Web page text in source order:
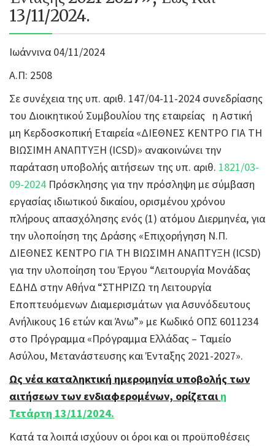
13/11/2024.
Ιωάννινα 04/11/2024
Α.Π: 2508
Σε συνέχεια της υπ. αριθ. 147/04-11-2024 συνεδρίασης
του Διοικητικού Συμβουλίου της εταιρείας η Αστική
μη Κερδοσκοπική Εταιρεία «ΔΙΕΘΝΕΣ ΚΕΝΤΡΟ ΓΙΑ ΤΗ
ΒΙΩΣΙΜΗ ΑΝΑΠΤΥΞΗ (ICSD)» ανακοινώνει την
παράταση υποβολής αιτήσεων της υπ. αριθ. 1821/03-
09-2024 Πρόσκλησης για την πρόσληψη με σύμβαση
εργασίας ιδιωτικού δικαίου, ορισμένου χρόνου
πλήρους απασχόλησης ενός (1) ατόμου Διερμηνέα, για
την υλοποίηση της Δράσης «Επιχορήγηση Ν.Π.
ΔΙΕΘΝΕΣ ΚΕΝΤΡΟ ΓΙΑ ΤΗ ΒΙΩΣΙΜΗ ΑΝΑΠΤΥΞΗ (ICSD)
για την υλοποίηση του Έργου “Λειτουργία Μονάδας
ΕΔΗΔ στην Αθήνα “ΣΤΗΡΙΖΩ τη Λειτουργία
Εποπτευόμενων Διαμερισμάτων για Ασυνόδευτους
Ανήλικους 16 ετών και Άνω”» με Κωδικό ΟΠΣ 6011234
στο Πρόγραμμα «Πρόγραμμα Ελλάδας – Ταμείο
Ασύλου, Μετανάστευσης και Ένταξης 2021-2027».
Ως νέα καταληκτική ημερομηνία υποβολής των
αιτήσεων των ενδιαφερομένων, ορίζεταιη
Τετάρτη 13/11/2024.
Κατά τα λοιπά ισχύουν οι όροι και οι προϋποθέσεις